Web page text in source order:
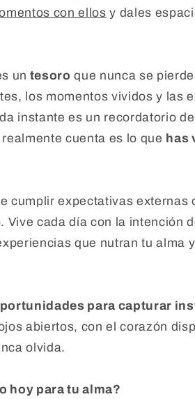
con ellos y dales
un tesoro que nunca se
los momentos vividos y las
instante es un recordatorio
cuenta es lo que has
cumplir expectativas externas
Vive cada día con la intención
que nutran tu alma
para capturar
abiertos, con el corazón
olvida.
hoy para tu alma?